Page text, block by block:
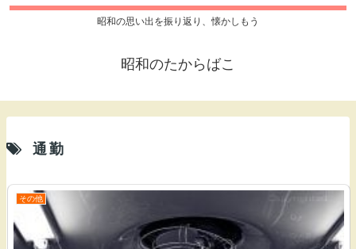
昭和の思い出を振り返り、懐かしもう
昭和のたからばこ
通勤
その他